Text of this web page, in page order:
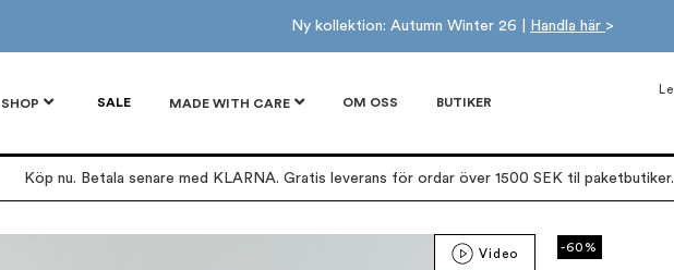
Ny kollektion: Autumn Winter 26 | Handla här >
SHOP SALE MADE WITH CARE OM OSS BUTIKER
Köp nu. Betala senare med KLARNA. Gratis leverans för ordar över 1500 SEK til paketbutiker.
Video -60%